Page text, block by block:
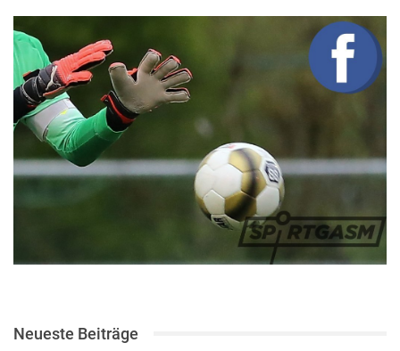
Neueste Beiträge